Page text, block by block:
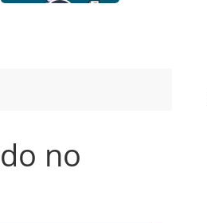
no